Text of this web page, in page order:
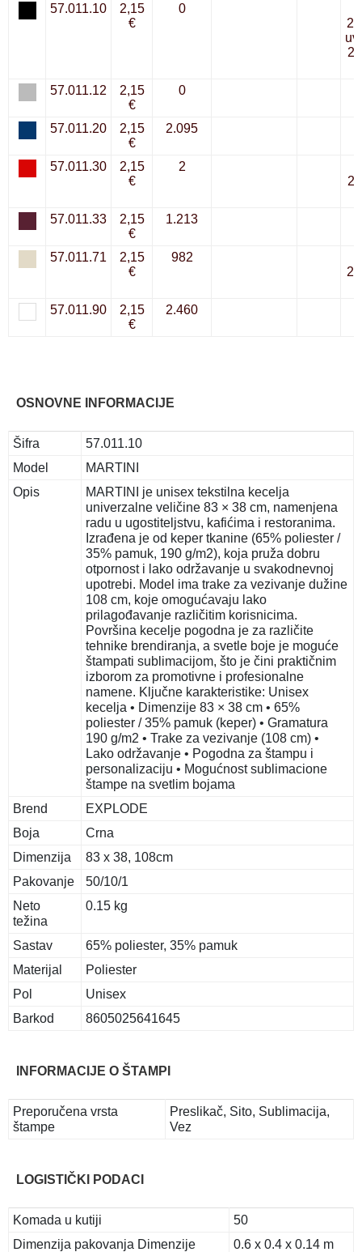
57.011.10
2,15
€
0
57.011.12
2,15
€
0
57.011.20
2,15
€
2.095
57.011.30
2,15
€
2
57.011.33
2,15
€
1.213
57.011.71
2,15
€
982
57.011.90
2,15
€
2.460
OSNOVNE INFORMACIJE
Šifra
57.011.10
Model
MARTINI
Opis
MARTINI je unisex tekstilna kecelja
univerzalne veličine 83 × 38 cm, namenjena
radu u ugostiteljstvu, kafićima i restoranima.
Izrađena je od keper tkanine (65% poliester /
35% pamuk, 190 g/m2), koja pruža dobru
otpornost i lako održavanje u svakodnevnoj
upotrebi. Model ima trake za vezivanje dužine
108 cm, koje omogućavaju lako
prilagođavanje različitim korisnicima.
Površina kecelje pogodna je za različite
tehnike brendiranja, a svetle boje je moguće
štampati sublimacijom, što je čini praktičnim
izborom za promotivne i profesionalne
namene. Ključne karakteristike: Unisex
kecelja • Dimenzije 83 × 38 cm • 65%
poliester / 35% pamuk (keper) • Gramatura
190 g/m2 • Trake za vezivanje (108 cm) •
Lako održavanje • Pogodna za štampu i
personalizaciju • Mogućnost sublimacione
štampe na svetlim bojama
Brend
EXPLODE
Boja
Crna
Dimenzija
83 x 38, 108cm
Pakovanje
50/10/1
Neto
težina
0.15 kg
Sastav
65% poliester, 35% pamuk
Materijal
Poliester
Pol
Unisex
Barkod
8605025641645
INFORMACIJE O ŠTAMPI
Preporučena vrsta
štampe
Preslikač, Sito, Sublimacija,
Vez
LOGISTIČKI PODACI
Komada u kutiji
50
Dimenzija pakovanja Dimenzije
0.6 x 0.4 x 0.14 m